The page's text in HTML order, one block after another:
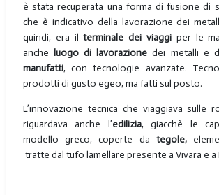
è stata recuperata una forma di fusione di
che è indicativo della lavorazione dei
quindi, era ilterminale dei viaggi per le
anche luogo di lavorazione dei metalli e
manufatti, con tecnologie avanzate.
prodotti di gusto egeo, ma fatti sul posto.
L’innovazione tecnica che viaggiava sulle
riguardava anche l’edilizia, giacchè le
modello greco, coperte da tegole,
tratte dal tufo lamellare presente a Vivara e a